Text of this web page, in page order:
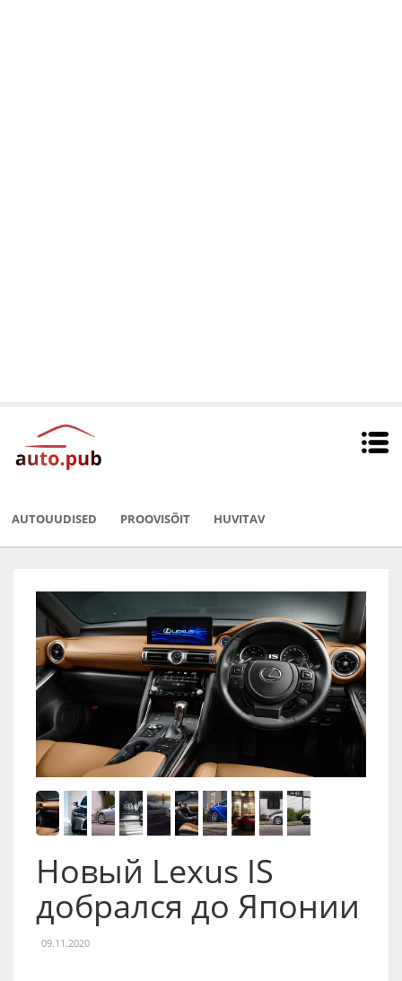
AUTOUUDISED PROOVISÕIT HUVITAV
Новый Lexus IS
добрался до Японии
09.11.2020